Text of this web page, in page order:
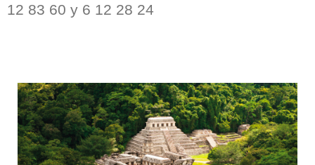
12 83 60 y 6 12 28 24